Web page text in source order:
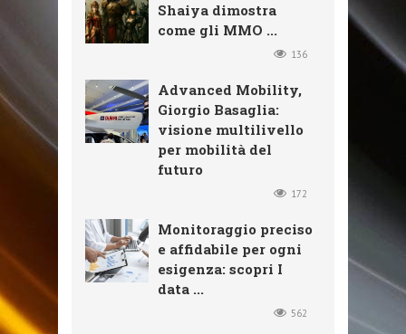
Shaiya dimostra
come gli MMO ...
136
Advanced Mobility,
Giorgio Basaglia:
visione multilivello
per mobilità del
futuro
172
Monitoraggio preciso
e affidabile per ogni
esigenza: scopri I
data ...
562